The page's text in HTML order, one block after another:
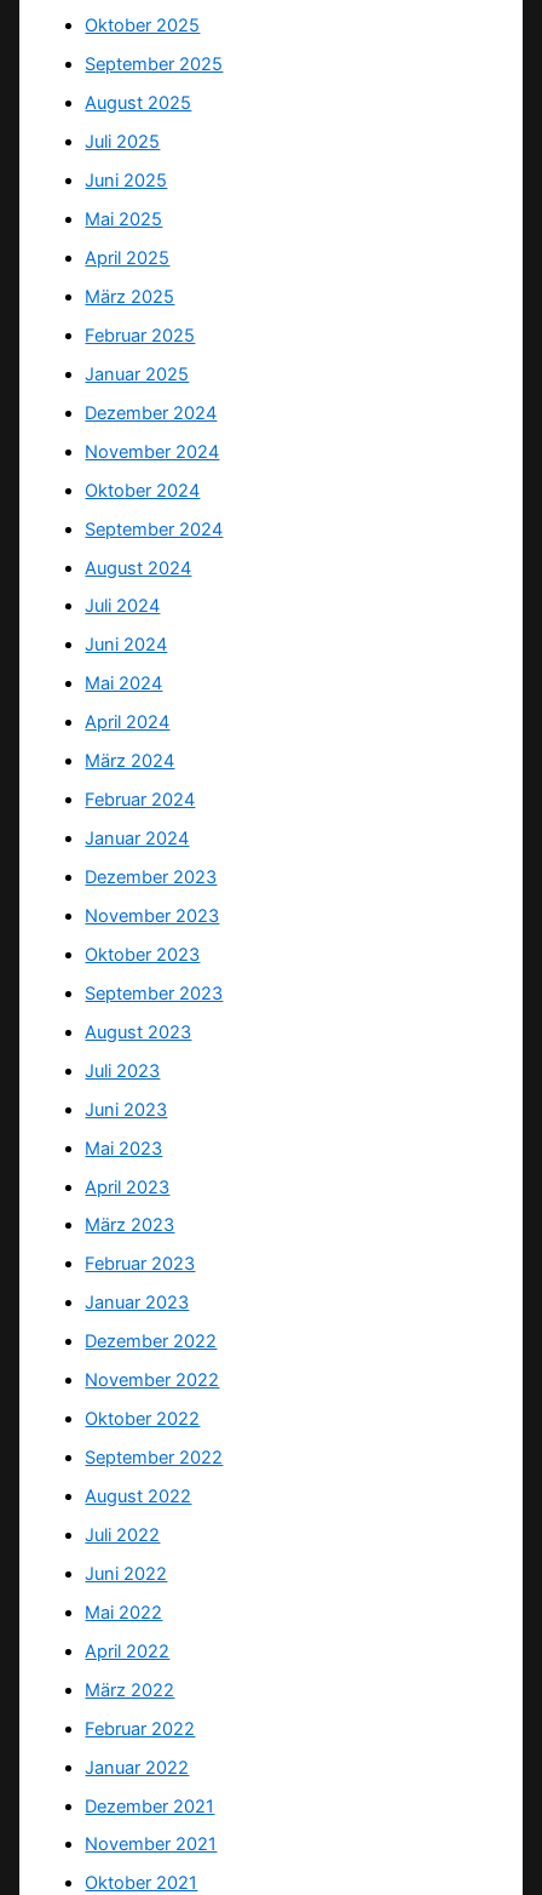
Oktober 2025
September 2025
August 2025
Juli 2025
Juni 2025
Mai 2025
April 2025
März 2025
Februar 2025
Januar 2025
Dezember 2024
November 2024
Oktober 2024
September 2024
August 2024
Juli 2024
Juni 2024
Mai 2024
April 2024
März 2024
Februar 2024
Januar 2024
Dezember 2023
November 2023
Oktober 2023
September 2023
August 2023
Juli 2023
Juni 2023
Mai 2023
April 2023
März 2023
Februar 2023
Januar 2023
Dezember 2022
November 2022
Oktober 2022
September 2022
August 2022
Juli 2022
Juni 2022
Mai 2022
April 2022
März 2022
Februar 2022
Januar 2022
Dezember 2021
November 2021
Oktober 2021